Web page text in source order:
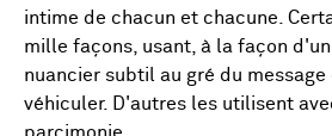
intime de chacun et chacune.
mille façons, usant, à la façon
nuancier subtil au gré du
véhiculer. D'autres les utilisent